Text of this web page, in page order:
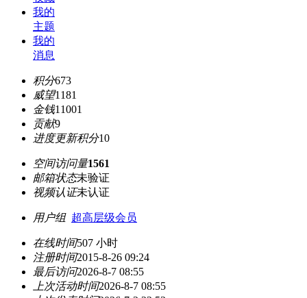
我的
主题
我的
消息
积分673
威望1181
金钱11001
贡献9
进度更新积分10
空间访问量1561
邮箱状态未验证
视频认证未认证
用户组 超高层级会员
在线时间507 小时
注册时间2015-8-26 09:24
最后访问2026-8-7 08:55
上次活动时间2026-8-7 08:55